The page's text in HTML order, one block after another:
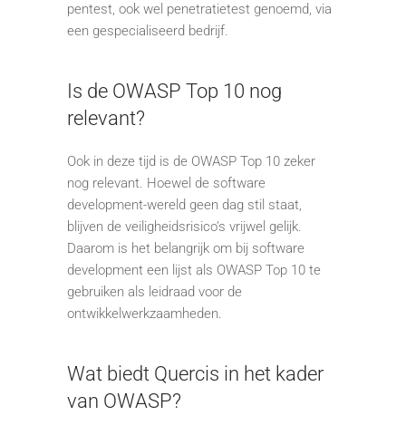
pentest, ook wel penetratietest genoemd, via
een gespecialiseerd bedrijf.
Is de OWASP Top 10 nog
relevant?
Ook in deze tijd is de OWASP Top 10 zeker
nog relevant. Hoewel de software
development-wereld geen dag stil staat,
blijven de veiligheidsrisico’s vrijwel gelijk.
Daarom is het belangrijk om bij software
development een lijst als OWASP Top 10 te
gebruiken als leidraad voor de
ontwikkelwerkzaamheden.
Wat biedt Quercis in het kader
van OWASP?